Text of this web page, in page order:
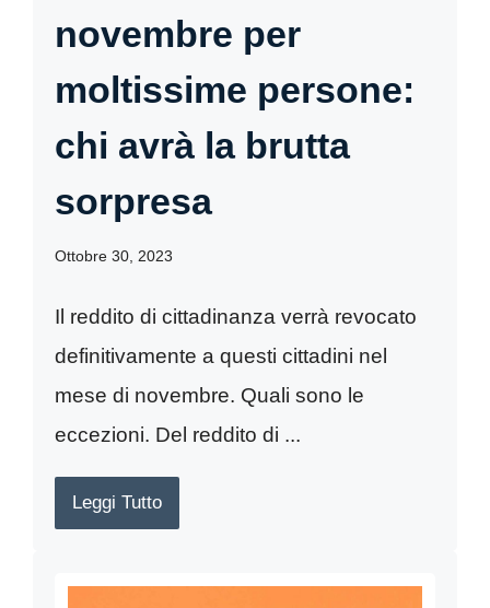
novembre per
moltissime persone:
chi avrà la brutta
sorpresa
Ottobre 30, 2023
Il reddito di cittadinanza verrà revocato
definitivamente a questi cittadini nel
mese di novembre. Quali sono le
eccezioni. Del reddito di ...
Leggi Tutto